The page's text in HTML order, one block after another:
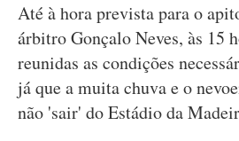
Até à hora prevista para o
árbitro Gonçalo Neves, às 15
reunidas as condições
já que a muita chuva e o
não 'sair' do Estádio da